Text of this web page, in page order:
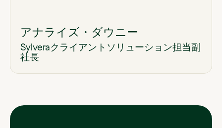
アナライズ・ダウニー
Sylveraクライアントソリューション担当副
社長